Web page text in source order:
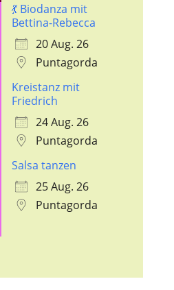
💃 Biodanza mit
Bettina-Rebecca
20 Aug. 26
Puntagorda
Kreistanz mit
Friedrich
24 Aug. 26
Puntagorda
Salsa tanzen
25 Aug. 26
Puntagorda